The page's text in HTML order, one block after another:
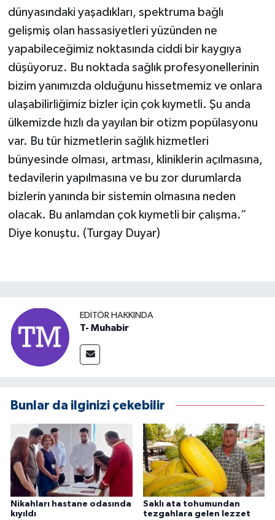
dünyasındaki yaşadıkları, spektruma bağlı
gelişmiş olan hassasiyetleri yüzünden ne
yapabileceğimiz noktasında ciddi bir kaygıya
düşüyoruz. Bu noktada sağlık profesyonellerinin
bizim yanımızda olduğunu hissetmemiz ve onlara
ulaşabilirliğimiz bizler için çok kıymetli. Şu anda
ülkemizde hızlı da yayılan bir otizm popülasyonu
var. Bu tür hizmetlerin sağlık hizmetleri
bünyesinde olması, artması, kliniklerin açılmasına,
tedavilerin yapılmasına ve bu zor durumlarda
bizlerin yanında bir sistemin olmasına neden
olacak. Bu anlamdan çok kıymetli bir çalışma.”
Diye konuştu. (Turgay Duyar)
EDITÖR HAKKINDA
T- Muhabir
Bunlar da ilginizi çekebilir
Nikahları hastane odasında
kıyıldı
Saklı ata tohumundan
tezgahlara gelen lezzet